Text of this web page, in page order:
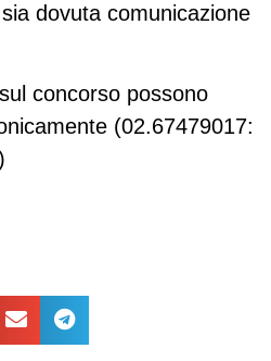
dovuta comunicazione
concorso possono
(02.67479017: